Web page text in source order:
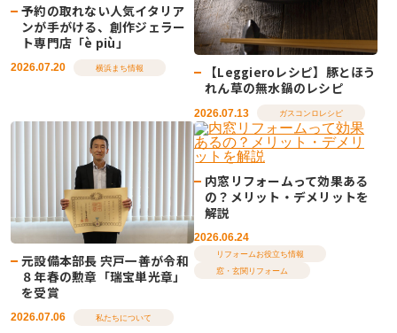
予約の取れない人気イタリア
ンが手がける、創作ジェラー
ト専門店「è più」
2026.07.20 横浜まち情報
【Leggieroレシピ】豚とほう
れん草の無水鍋のレシピ
2026.07.13 ガスコンロレシピ
元設備本部長 宍戸一善が令和
８年春の勲章「瑞宝単光章」
を受賞
2026.07.06 私たちについて
内窓リフォームって効果ある
の？メリット・デメリットを
解説
2026.06.24
リフォームお役立ち情報
窓・玄関リフォーム